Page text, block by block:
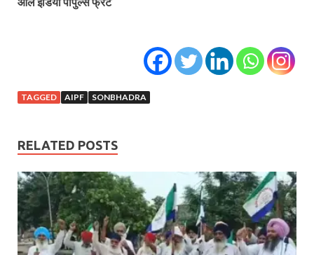
TAGGED AIPF SONBHADRA
RELATED POSTS